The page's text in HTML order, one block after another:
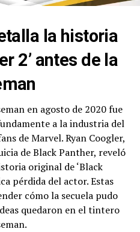
la historia
2’ antes de la
en agosto de 2020 fue
a la industria del
de Marvel. Ryan Coogler,
de Black Panther, reveló
original de ‘Black
pérdida del actor. Estas
cómo la secuela pudo
quedaron en el tintero